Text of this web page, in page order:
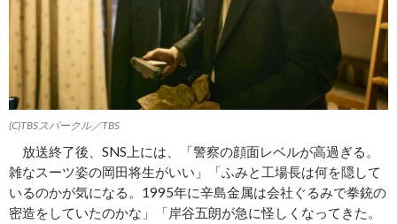
(C)TBSスパークル／TBS
放送終了後、SNS上には、「警察の顔面レベルが高過ぎる。
雑なスーツ姿の岡田将生がいい」「ふみと工場長は何を隠して
いるのかが気になる。1995年に辛島金属は会社ぐるみで拳銃の
密造をしていたのかな」「岸谷五朗が急に怪しくなってきた。